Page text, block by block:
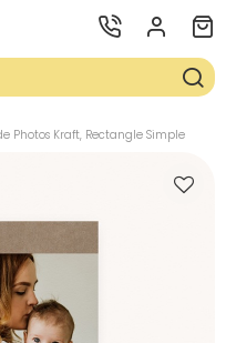
Photos Kraft, Rectangle Simple